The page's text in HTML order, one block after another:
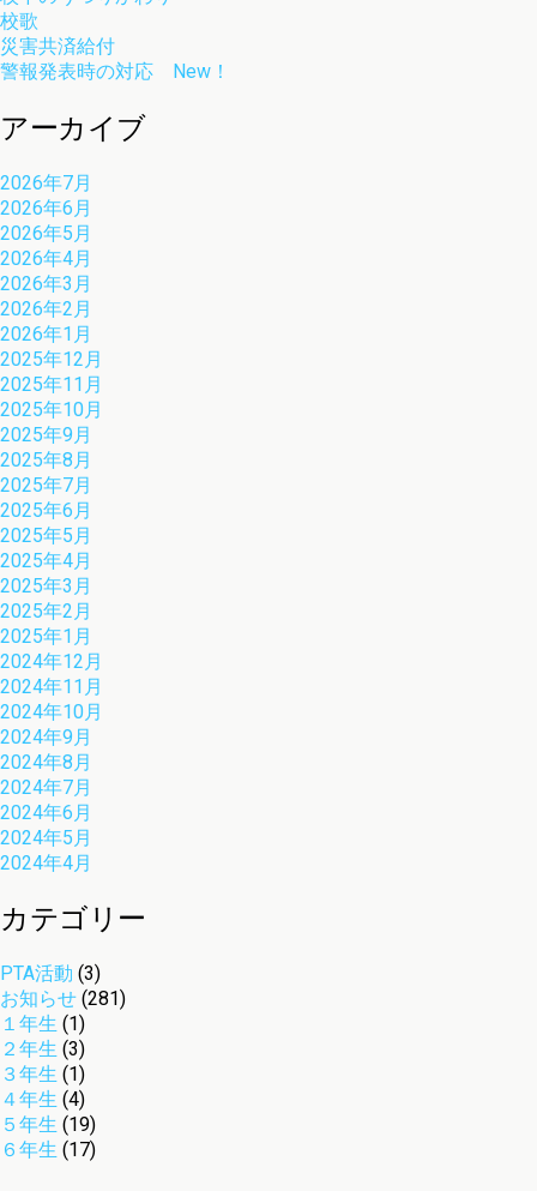
校歌
災害共済給付
警報発表時の対応 New！
アーカイブ
2026年7月
2026年6月
2026年5月
2026年4月
2026年3月
2026年2月
2026年1月
2025年12月
2025年11月
2025年10月
2025年9月
2025年8月
2025年7月
2025年6月
2025年5月
2025年4月
2025年3月
2025年2月
2025年1月
2024年12月
2024年11月
2024年10月
2024年9月
2024年8月
2024年7月
2024年6月
2024年5月
2024年4月
カテゴリー
PTA活動 (3)
お知らせ (281)
１年生 (1)
２年生 (3)
３年生 (1)
４年生 (4)
５年生 (19)
６年生 (17)